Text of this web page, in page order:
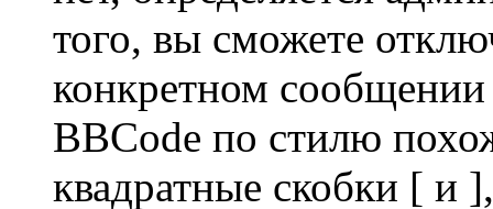
того, вы сможете
конкретном
BBCode по стилю
квадратные скобки [ и